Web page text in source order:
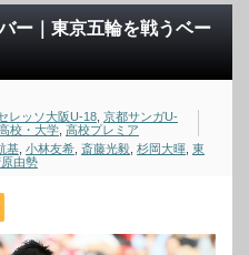
ー｜東京五輪を戦うベー
レッソ大阪U-18 京都サンガU-
校・大学 高校プレミア
基 小林友希 斎藤光毅 杉岡大暉 東
由勢